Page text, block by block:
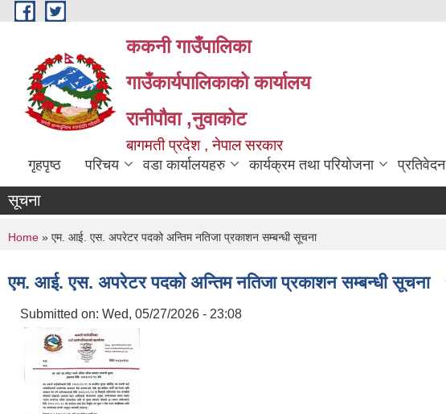
Skip to main content
ककनी गाउँपालिका
गाउँकार्यपालिकाको कार्यालय
रानीपौवा ,नुवाकोट
बागमती प्रदेश , नेपाल सरकार
गृहपृष्ठ परिचय वडा कार्यालयहरु कार्यक्रम तथा परियोजना प्रतिवेदन
सूचना
You are here
Home » एम. आई. एस. अपरेटर पदको अन्तिम नतिजा प्रकाशन सम्बन्धी सूचना
एम. आई. एस. अपरेटर पदको अन्तिम नतिजा प्रकाशन सम्बन्धी सूचना
Submitted on: Wed, 05/27/2026 - 23:08